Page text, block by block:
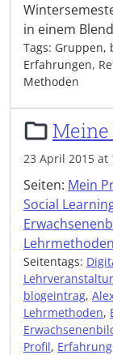
in einem
Tags: Gruppen,
Erfahrungen,
Methoden
23 April 2015 at
Seiten: Mein
Social
Seitentags:
blogeintrag,
Lehrmethoden,
Profil,